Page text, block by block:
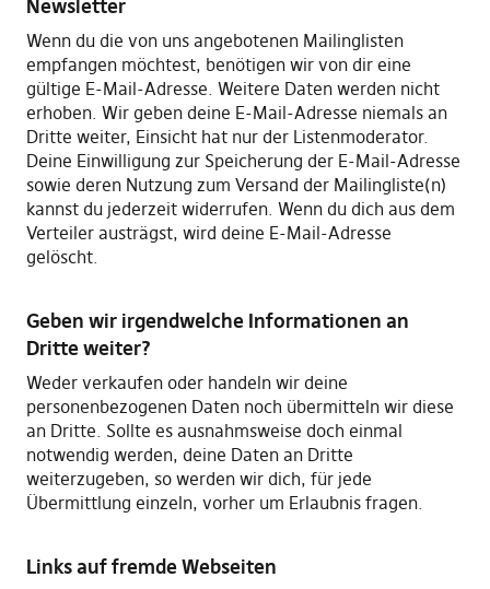
Newsletter
Wenn du die von uns angebotenen Mailinglisten
empfangen möchtest, benötigen wir von dir eine
gültige E-Mail-Adresse. Weitere Daten werden nicht
erhoben. Wir geben deine E-Mail-Adresse niemals an
Dritte weiter, Einsicht hat nur der Listenmoderator.
Deine Einwilligung zur Speicherung der E-Mail-Adresse
sowie deren Nutzung zum Versand der Mailingliste(n)
kannst du jederzeit widerrufen. Wenn du dich aus dem
Verteiler austrägst, wird deine E-Mail-Adresse
gelöscht.
Geben wir irgendwelche Informationen an
Dritte weiter?
Weder verkaufen oder handeln wir deine
personenbezogenen Daten noch übermitteln wir diese
an Dritte. Sollte es ausnahmsweise doch einmal
notwendig werden, deine Daten an Dritte
weiterzugeben, so werden wir dich, für jede
Übermittlung einzeln, vorher um Erlaubnis fragen.
Links auf fremde Webseiten